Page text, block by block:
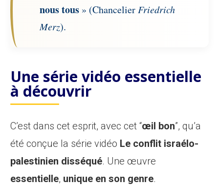
nous tous » (ChancelierFriedrich
Merz).
Une série vidéo essentielle
à découvrir
C’est dans cet esprit, avec cet “œil bon”, qu’a
été conçue la série vidéo Le conflit israélo-
palestinien disséqué. Une œuvre
essentielle, unique en son genre.